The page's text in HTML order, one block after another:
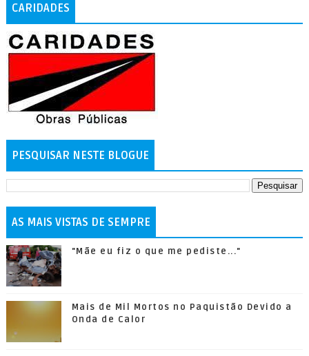
CARIDADES
PESQUISAR NESTE BLOGUE
AS MAIS VISTAS DE SEMPRE
"Mãe eu fiz o que me pediste..."
Mais de Mil Mortos no Paquistão Devido a
Onda de Calor